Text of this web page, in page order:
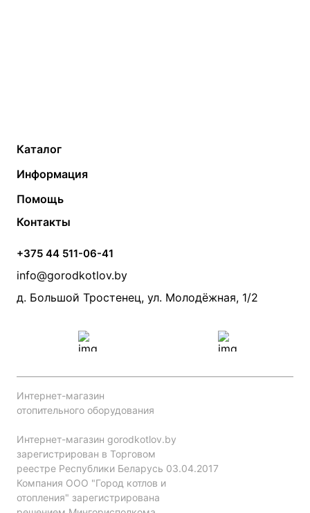
Каталог
Твердотопливные котлы
Электрические котлы
Банные печи
Камины и печи
Теплый пол
Радиаторы
Насосы
Дымоходы
Информация
Контакты
Статьи
Акции
Производители
Помощь
Монтаж систем отопления
Прайс по монтажу систем отопления
Проект систем отопления
Контакты
+375 44 511-06-41
info@gorodkotlov.by
д. Большой Тростенец, ул. Молодёжная, 1/2
Интернет-магазин
отопительного оборудования
Интернет-магазин gorodkotlov.by
зарегистрирован в Торговом
реестре Республики Беларусь 03.04.2017
Компания ООО "Город котлов и
отопления" зарегистрирована